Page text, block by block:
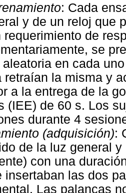
: Cada
y de un reloj que
requerimiento de
se
aleatoria en cada
retraían la misma y
a la entrega de la
(IEE) de 60 s. Los
durante 4
(adquisición):
de la luz general
con una
insertaban las dos
Las palancas